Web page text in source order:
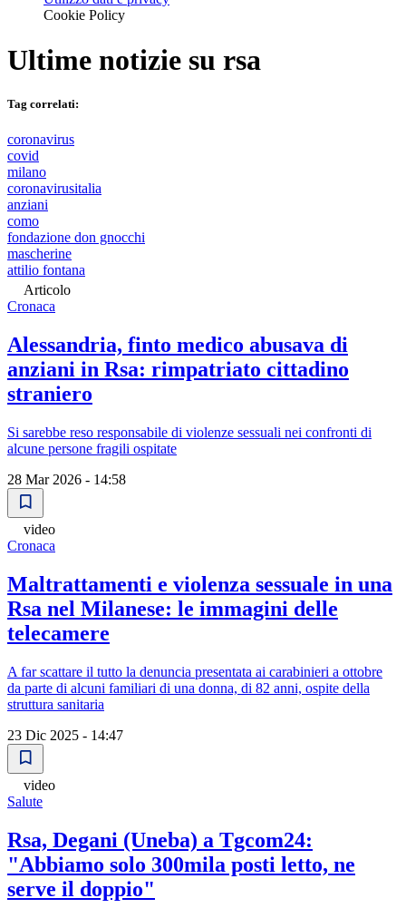
Cookie Policy
Ultime notizie su rsa
Tag correlati:
coronavirus
covid
milano
coronavirusitalia
anziani
como
fondazione don gnocchi
mascherine
attilio fontana
Articolo
Cronaca
Alessandria, finto medico abusava di
anziani in Rsa: rimpatriato cittadino
straniero
Si sarebbe reso responsabile di violenze sessuali nei confronti di
alcune persone fragili ospitate
28 Mar 2026 - 14:58
video
Cronaca
Maltrattamenti e violenza sessuale in una
Rsa nel Milanese: le immagini delle
telecamere
A far scattare il tutto la denuncia presentata ai carabinieri a ottobre
da parte di alcuni familiari di una donna, di 82 anni, ospite della
struttura sanitaria
23 Dic 2025 - 14:47
video
Salute
Rsa, Degani (Uneba) a Tgcom24:
"Abbiamo solo 300mila posti letto, ne
serve il doppio"